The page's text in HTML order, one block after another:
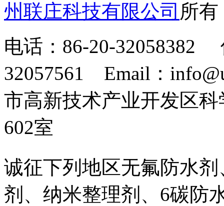
州联庄科技有限公司 所
电话：86-20-32058382
32057561 Email：
市高新技术产业开发区
602室
诚征下列地区无氟防水
剂、纳米整理剂、6碳防